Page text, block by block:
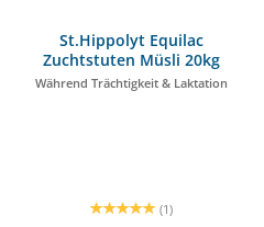
St.Hippolyt Equilac
Zuchtstuten Müsli 20kg
Während Trächtigkeit & Laktation
(1)